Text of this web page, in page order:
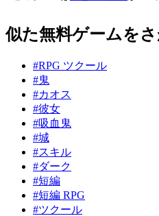
似た無料ゲームをさ
#RPG ツクール
#鬼
#カオス
#彼女
#吸血鬼
#城
#スキル
#ダーク
#短編
#短編 RPG
#ツクール